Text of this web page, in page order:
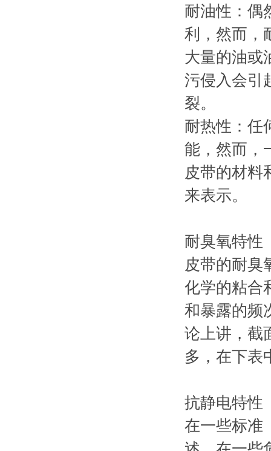
耐油性：偶
利，然而，
大量的油或
污侵入会引
裂。
耐热性：任
能，然而，
皮带的材料
来表示。
耐臭氧特性
皮带的耐臭
化学的粘合
和暴露的频
论上讲，截
多，在下表
抗静电特性
在一些标准